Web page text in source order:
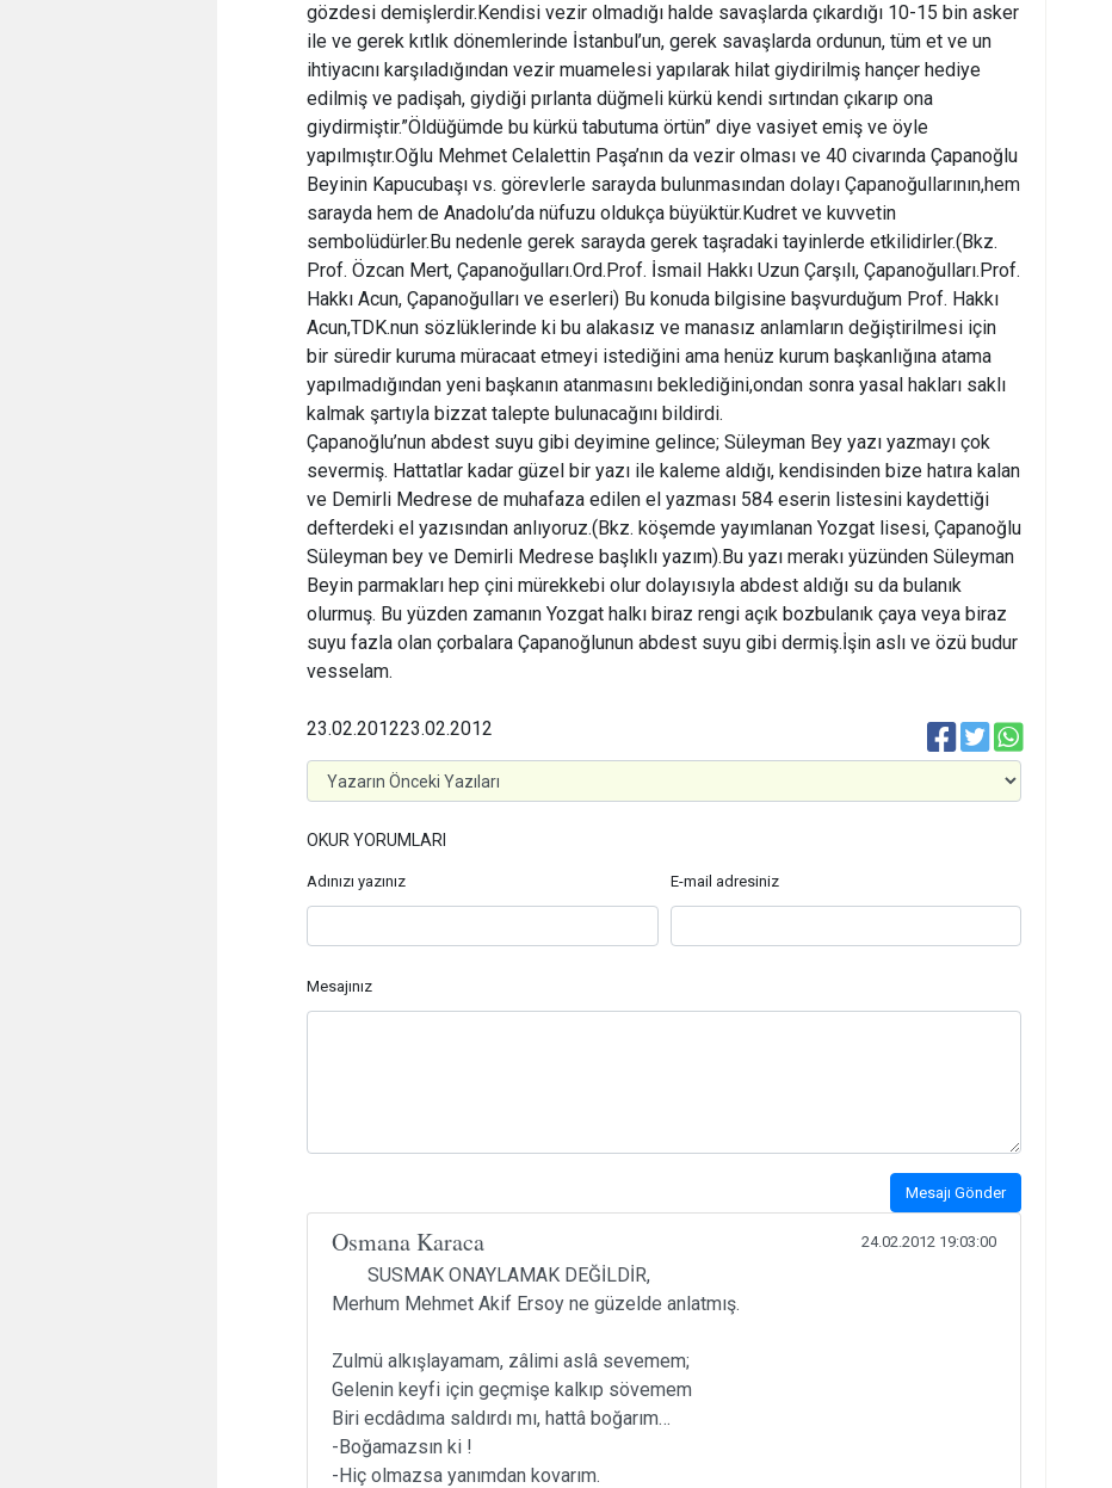
gözdesi demişlerdir.Kendisi vezir olmadığı halde savaşlarda çıkardığı 10-15 bin asker
ile ve gerek kıtlık dönemlerinde İstanbul’un, gerek savaşlarda ordunun, tüm et ve un
ihtiyacını karşıladığından vezir muamelesi yapılarak hilat giydirilmiş hançer hediye
edilmiş ve padişah, giydiği pırlanta düğmeli kürkü kendi sırtından çıkarıp ona
giydirmiştir.”Öldüğümde bu kürkü tabutuma örtün” diye vasiyet emiş ve öyle
yapılmıştır.Oğlu Mehmet Celalettin Paşa’nın da vezir olması ve 40 civarında Çapanoğlu
Beyinin Kapucubaşı vs. görevlerle sarayda bulunmasından dolayı Çapanoğullarının,hem
sarayda hem de Anadolu’da nüfuzu oldukça büyüktür.Kudret ve kuvvetin
sembolüdürler.Bu nedenle gerek sarayda gerek taşradaki tayinlerde etkilidirler.(Bkz.
Prof. Özcan Mert, Çapanoğulları.Ord.Prof. İsmail Hakkı Uzun Çarşılı, Çapanoğulları.Prof.
Hakkı Acun, Çapanoğulları ve eserleri) Bu konuda bilgisine başvurduğum Prof. Hakkı
Acun,TDK.nun sözlüklerinde ki bu alakasız ve manasız anlamların değiştirilmesi için
bir süredir kuruma müracaat etmeyi istediğini ama henüz kurum başkanlığına atama
yapılmadığından yeni başkanın atanmasını beklediğini,ondan sonra yasal hakları saklı
kalmak şartıyla bizzat talepte bulunacağını bildirdi.
Çapanoğlu’nun abdest suyu gibi deyimine gelince; Süleyman Bey yazı yazmayı çok
severmiş. Hattatlar kadar güzel bir yazı ile kaleme aldığı, kendisinden bize hatıra kalan
ve Demirli Medrese de muhafaza edilen el yazması 584 eserin listesini kaydettiği
defterdeki el yazısından anlıyoruz.(Bkz. köşemde yayımlanan Yozgat lisesi, Çapanoğlu
Süleyman bey ve Demirli Medrese başlıklı yazım).Bu yazı merakı yüzünden Süleyman
Beyin parmakları hep çini mürekkebi olur dolayısıyla abdest aldığı su da bulanık
olurmuş. Bu yüzden zamanın Yozgat halkı biraz rengi açık bozbulanık çaya veya biraz
suyu fazla olan çorbalara Çapanoğlunun abdest suyu gibi dermiş.İşin aslı ve özü budur
vesselam.
23.02.2012
23.02.2012
OKUR YORUMLARI
Adınızı yazınız E-mail adresiniz
Mesajınız
Mesajı Gönder
Osmana Karaca 24.02.2012 19:03:00
SUSMAK ONAYLAMAK DEĞİLDİR,
Merhum Mehmet Akif Ersoy ne güzelde anlatmış.
Zulmü alkışlayamam, zâlimi aslâ sevemem;
Gelenin keyfi için geçmişe kalkıp sövemem
Biri ecdâdıma saldırdı mı, hattâ boğarım…
-Boğamazsın ki !
-Hiç olmazsa yanımdan kovarım.